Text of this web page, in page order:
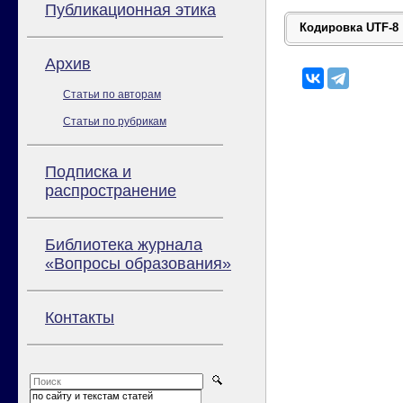
Публикационная этика
Архив
Статьи по авторам
Статьи по рубрикам
Подписка и
распространение
Библиотека журнала
«Вопросы образования»
Контакты
по сайту и текстам статей